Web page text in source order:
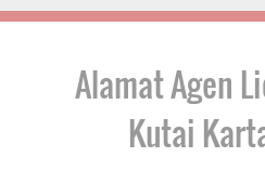
Alamat Agen
Kutai